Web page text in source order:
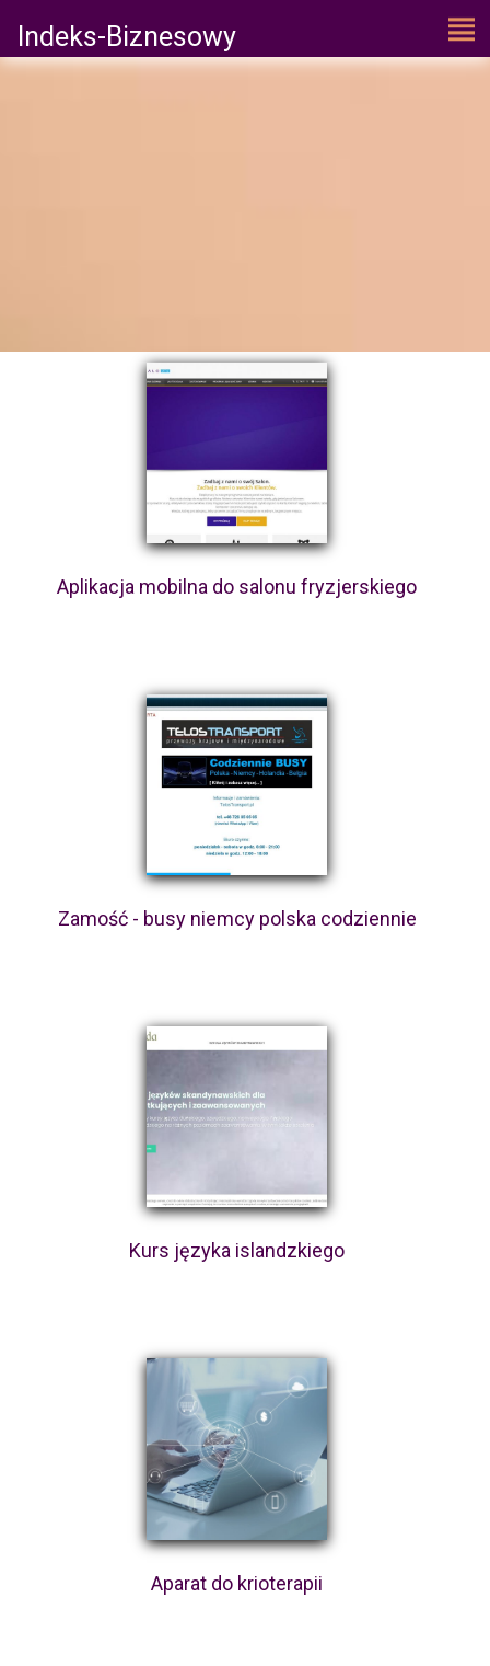
Indeks-Biznesowy
Aplikacja mobilna do salonu fryzjerskiego
Zamość - busy niemcy polska codziennie
Kurs języka islandzkiego
Aparat do krioterapii